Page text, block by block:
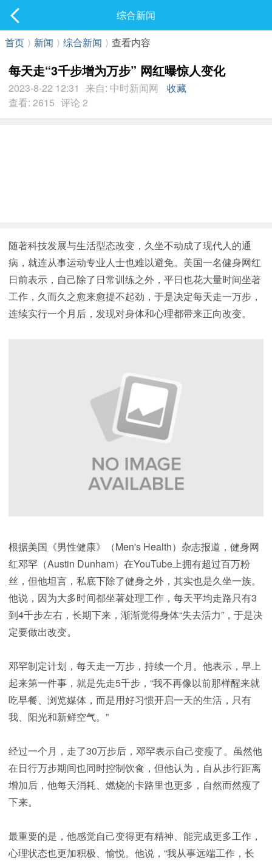
最新发表
综合新闻
首页 ⟩ 新闻 ⟩ 综合新闻 ⟩ 查看内容
每天走“3千步增为万步” 网红曝惊人变化
2023-8-22 12:31 来自: 中时新闻网
收藏
查看: 2615 评论 2
随著科技发展与生活型态改变，久坐不动成了现代人的通
病，就连从事运动专业人士也难以避免。美国一名健身网红
日前表示，自己除了日常训练之外，平日也花大量时间坐著
工作，久而久之愈来愈提不起劲，于是决定每天走一万步，
连续实行一个月后，发现对身体和心理都带来正向改变。
根据美国《男性健康》（Men's Health）杂志报道，健身网
红邓罕（Austin Dunham）在YouTube上拥有超过百万粉
丝，但他坦言，私底下除了健身之外，其实也是久坐一族。
他说，因为大多时间都坐著处理工作，每天平均走路只有3
到4千步左右，长期下来，渐渐觉得身体“失去活力”，于是决
定要做出改变。
邓罕制定计划，每天走一万步，持续一个月。他表示，早上
起来第一件事，就是先走5千步，“我不再像以前那样醒来就
吃早餐、浏览媒体，而是用好习惯开启一天的生活，只有
我、阳光和新鲜空气。”
经过一个月，走了30万步后，邓罕表示自己变瘦了。虽然他
在日行万步期间也同时控制饮食，但他认为，自从步行距离
增加后，他每天消耗、燃烧的卡路里也更多，自然而然瘦了
下来。
最重要的是，他感觉自己变得更有精神、能完成更多工作，
心理状态也更加积极、愉悦。他说，“我从事远端工作，长